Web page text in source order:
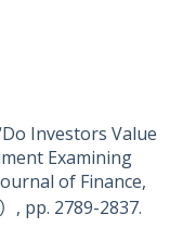
Investors Value
Examining
of Finance,
, pp. 2789-2837.